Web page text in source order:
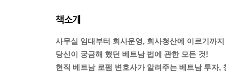
책소개
사무실 임대부터 회사운영, 회사청산에 이르기까지
당신이 궁금해 했던 베트남 법에 관한 모든 것!
현직 베트남 로펌 변호사가 알려주는 베트남 투자,